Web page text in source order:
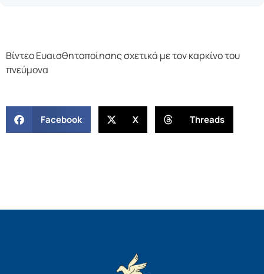
Βίντεο Ευαισθητοποίησης σχετικά με τον καρκίνο του
πνεύμονα
Facebook X Threads